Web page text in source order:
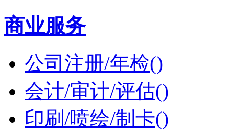
商业服务
公司注册/年检()
会计/审计/评估()
印刷/喷绘/制卡()